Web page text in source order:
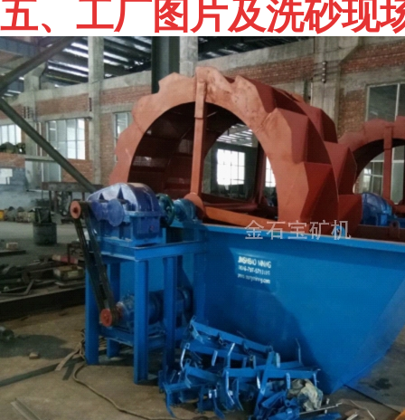
五、工厂图片及洗砂现